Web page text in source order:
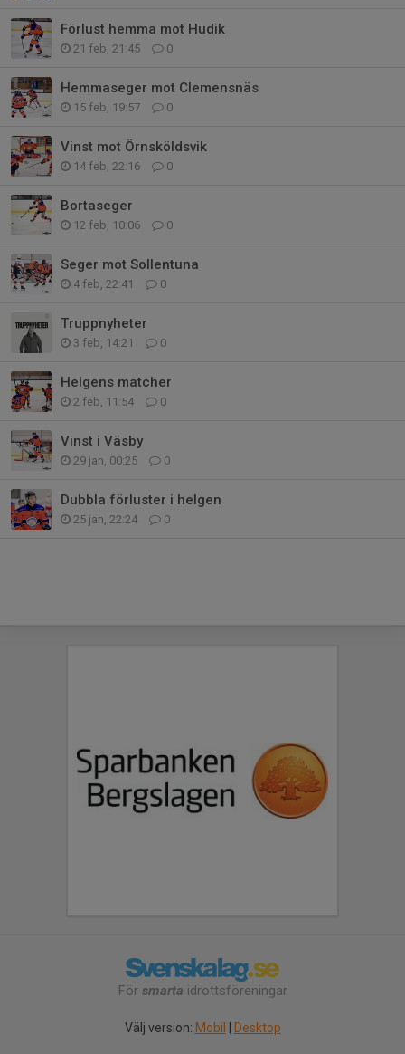
Förlust hemma mot Hudik
21 feb, 21:45 0
Hemmaseger mot Clemensnäs
15 feb, 19:57 0
Vinst mot Örnsköldsvik
14 feb, 22:16 0
Bortaseger
12 feb, 10:06 0
Seger mot Sollentuna
4 feb, 22:41 0
Truppnyheter
3 feb, 14:21 0
Helgens matcher
2 feb, 11:54 0
Vinst i Väsby
29 jan, 00:25 0
Dubbla förluster i helgen
25 jan, 22:24 0
För smarta idrottsföreningar
Välj version: Mobil Desktop